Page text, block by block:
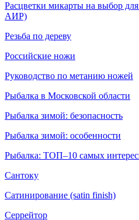
Расцветки микарты на выбор
АИР)
Резьба по дереву
Российские ножи
Руководство по метанию ножей
Рыбалка в Московской области
Рыбалка зимой: безопасность
Рыбалка зимой: особенности
Рыбалка: ТОП–10 самых
Сантоку
Сатинирование (satin finish)
Серрейтор